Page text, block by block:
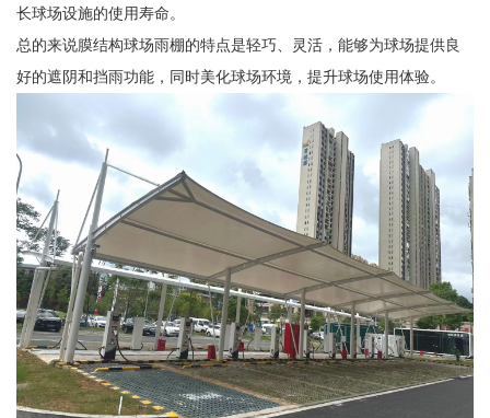
长球场设施的使用寿命。
总的来说膜结构球场雨棚的特点是轻巧、灵活，能够为球场提供良
好的遮阴和挡雨功能，同时美化球场环境，提升球场使用体验。